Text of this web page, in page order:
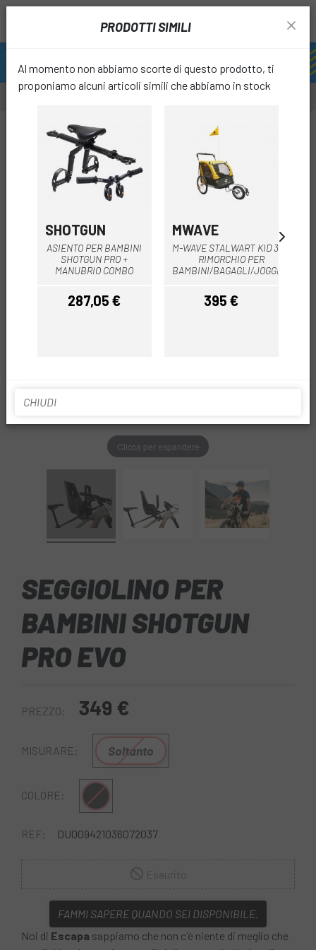
Clicca per espandere
SEGGIOLINO PER
BAMBINI SHOTGUN
PRO EVO
PREZZO: 349 €
MISURARE: Soltanto
COLORE: Nero
REF: DU009421036072037
FAMMI SAPERE QUANDO SEI DISPONIBILE.
PRODOTTI SIMILI
Al momento non abbiamo scorte di questo prodotto, ti
proponiamo alcuni articoli simili che abbiamo in stock
SHOTGUN
ASIENTO PER BAMBINI
SHOTGUN PRO +
MANUBRIO COMBO
Prezzo
287,05 €
MWAVE
M-WAVE STALWART KID 3IN1
RIMORCHIO PER
BAMBINI/BAGAGLI/JOGGING
Prezzo
395 €
CHIUDI
Noi di Escapa sappiamo che non c'è niente di meglio che